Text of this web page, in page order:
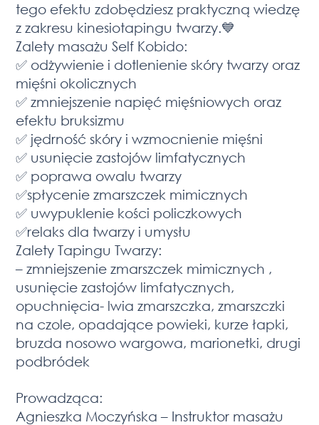
tego efektu zdobędziesz praktyczną wiedzę
z zakresu kinesiotapingu twarzy.💙
Zalety masażu Self Kobido:
✅ odżywienie i dotlenienie skóry twarzy oraz
mięśni okolicznych
✅ zmniejszenie napięć mięśniowych oraz
efektu bruksizmu
✅ jędrność skóry i wzmocnienie mięśni
✅ usunięcie zastojów limfatycznych
✅ poprawa owalu twarzy
✅spłycenie zmarszczek mimicznych
✅ uwypuklenie kości policzkowych
✅relaks dla twarzy i umysłu
Zalety Tapingu Twarzy:
– zmniejszenie zmarszczek mimicznych ,
usunięcie zastojów limfatycznych,
opuchnięcia- lwia zmarszczka, zmarszczki
na czole, opadające powieki, kurze łapki,
bruzda nosowo wargowa, marionetki, drugi
podbródek
Prowadząca:
Agnieszka Moczyńska – Instruktor masażu